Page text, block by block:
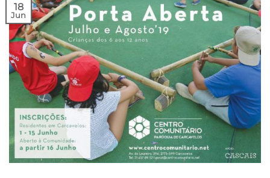
18
Jun